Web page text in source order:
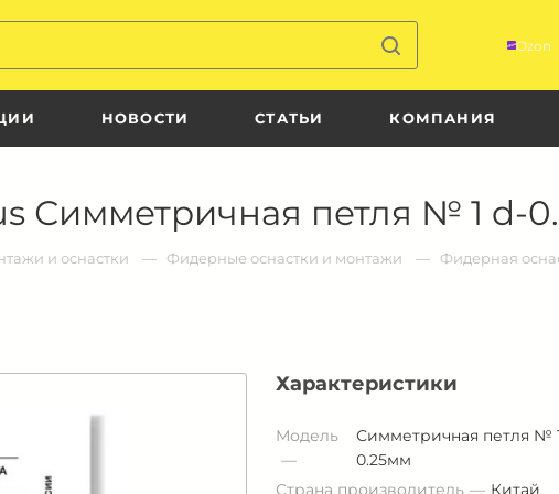
Ozon
НОВОСТИ СТАТЬИ КОМПАНИЯ
Симметричная петля № 1 d-
и оснастки Фидерные оснастки и монтажи Фидерная
Характеристики
Модель
Симметричная петля №
0.25мм